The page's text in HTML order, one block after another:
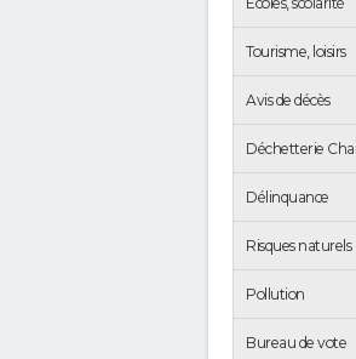
Tourisme, loisirs
Avis de décès
Déchetterie
Délinquance
Risques naturels
Pollution
Bureau de vote